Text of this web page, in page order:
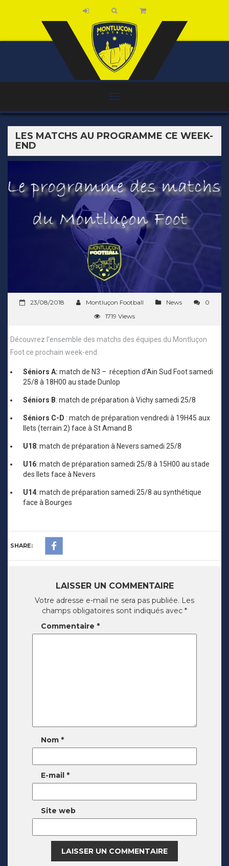
LES MATCHS AU PROGRAMME CE WEEK-
END
23/08/2018 Montluçon Football News
0
1719 Views
Découvrez l’ensemble des matchs des équipes du Montluçon
Foot ce prochain week-end.
Séniors A: match de N3 – réception d’Ain Sud Foot samedi
25/8 à 18H00 au stade Dunlop
Séniors B: match de préparation à Vichy samedi 25/8
Séniors C-D : match de préparation vendredi à 19H45 aux
Ilets (terrain 2) face à St Amand B
U18: match de préparation à Nevers samedi 25/8
U16: match de préparation samedi 25/8 à 15H00 au stade
des Ilets face à Nevers
U14: match de préparation samedi 25/8 au synthétique
face à Bourges
SHARE:
LAISSER UN COMMENTAIRE
Votre adresse e-mail ne sera pas publiée. Les
champs obligatoires sont indiqués avec *
Commentaire *
Nom *
E-mail *
Site web